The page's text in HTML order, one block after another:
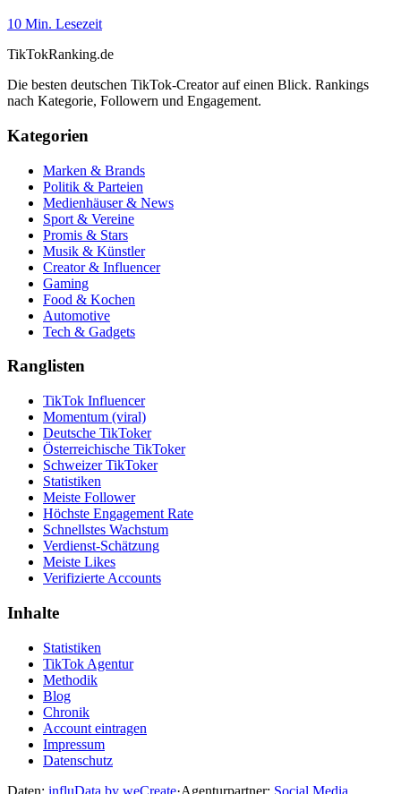
10 Min. Lesezeit
TikTokRanking.de
Die besten deutschen TikTok-Creator auf einen Blick. Rankings
nach Kategorie, Followern und Engagement.
Kategorien
Marken & Brands
Politik & Parteien
Medienhäuser & News
Sport & Vereine
Promis & Stars
Musik & Künstler
Creator & Influencer
Gaming
Food & Kochen
Automotive
Tech & Gadgets
Ranglisten
TikTok Influencer
Momentum (viral)
Deutsche TikToker
Österreichische TikToker
Schweizer TikToker
Statistiken
Meiste Follower
Höchste Engagement Rate
Schnellstes Wachstum
Verdienst-Schätzung
Meiste Likes
Verifizierte Accounts
Inhalte
Statistiken
TikTok Agentur
Methodik
Blog
Chronik
Account eintragen
Impressum
Datenschutz
Daten: influData by weCreate·Agenturpartner: Social Media